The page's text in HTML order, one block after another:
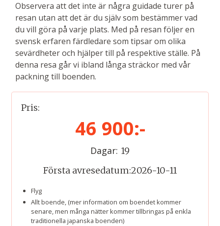
Observera att det inte är några guidade turer på
resan utan att det är du själv som bestämmer vad
du vill göra på varje plats. Med på resan följer en
svensk erfaren färdledare som tipsar om olika
sevärdheter och hjälper till på respektive ställe. På
denna resa går vi ibland långa sträckor med vår
packning till boenden.
Pris:
46 900:-
Dagar: 19
Första avresedatum:2026-10-11
Flyg
Allt boende, (mer information om boendet kommer
senare, men många nätter kommer tillbringas på enkla
traditionella japanska boenden)